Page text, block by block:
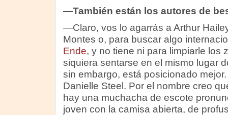
—También están los autores de
—Claro, vos lo agarrás a Arthur
Montes o, para buscar algo
Ende, y no tiene ni para limpiarle los
siquiera sentarse en el mismo lugar
sin embargo, está posicionado
Danielle Steel. Por el nombre creo
hay una muchacha de escote
joven con la camisa abierta, de